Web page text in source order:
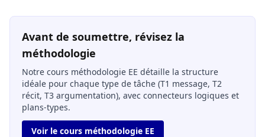
Avant de soumettre, révisez la
méthodologie
Notre cours méthodologie EE détaille la structure
idéale pour chaque type de tâche (T1 message, T2
récit, T3 argumentation), avec connecteurs logiques et
plans-types.
Voir le cours méthodologie EE